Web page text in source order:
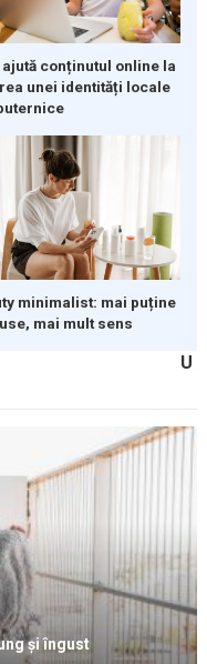
ajută conținutul online la
unei identități locale
minimalist: mai puține
mai mult sens
U
și îngust